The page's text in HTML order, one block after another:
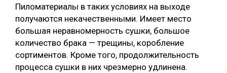
Пиломатериалы в таких условиях на выходе
получаются некачественными. Имеет место
большая неравномерность сушки, большое
количество брака — трещины, коробление
сортиментов. Кроме того, продолжительность
процесса сушки в них чрезмерно удлинена.